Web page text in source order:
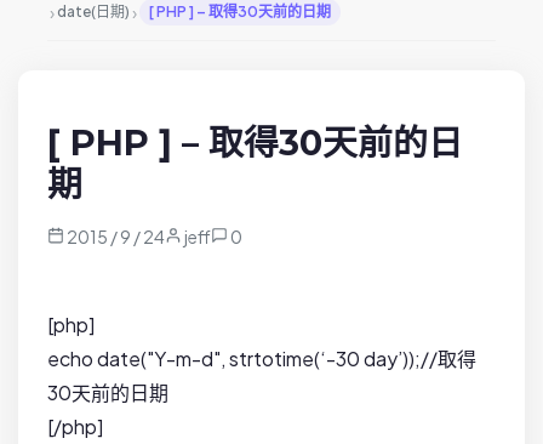
› date(日期) › [ PHP ] – 取得30天前的日期
[ PHP ] – 取得30天前的日
期
2015 / 9 / 24 jeff 0
[php]
echo date("Y-m-d", strtotime(‘-30 day’));//取得
30天前的日期
[/php]